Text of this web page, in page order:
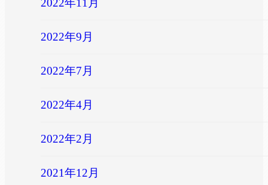
2022年9月
2022年7月
2022年4月
2022年2月
2021年12月